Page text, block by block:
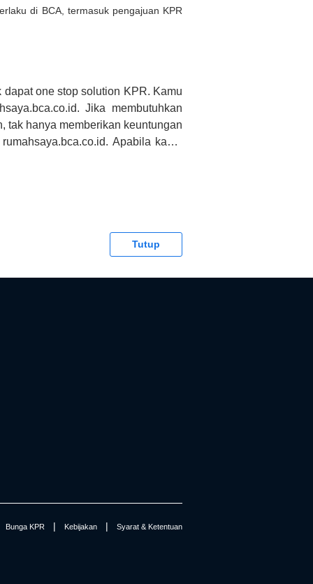
di BCA, termasuk pengajuan KPR
one stop solution KPR. Kamu
Jika membutuhkan
tak hanya memberikan keuntungan
Apabila kamu
Tutup
Bunga KPR | Kebijakan | Syarat & Ketentuan